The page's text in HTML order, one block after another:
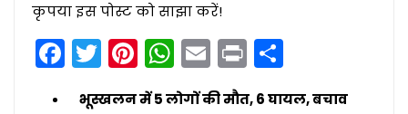
कृपया इस पोस्ट को साझा करें!
Facebook
Twitter
Pinterest
WhatsApp
Email
Print
भूस्खलन में 5 लोगों की मौत, 6 घायल, बचाव